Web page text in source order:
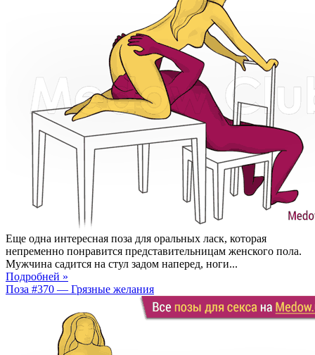
Еще одна интересная поза для оральных ласк, которая
непременно понравится представительницам женского пола.
Мужчина садится на стул задом наперед, ноги...
Подробней »
Поза #370 — Грязные желания